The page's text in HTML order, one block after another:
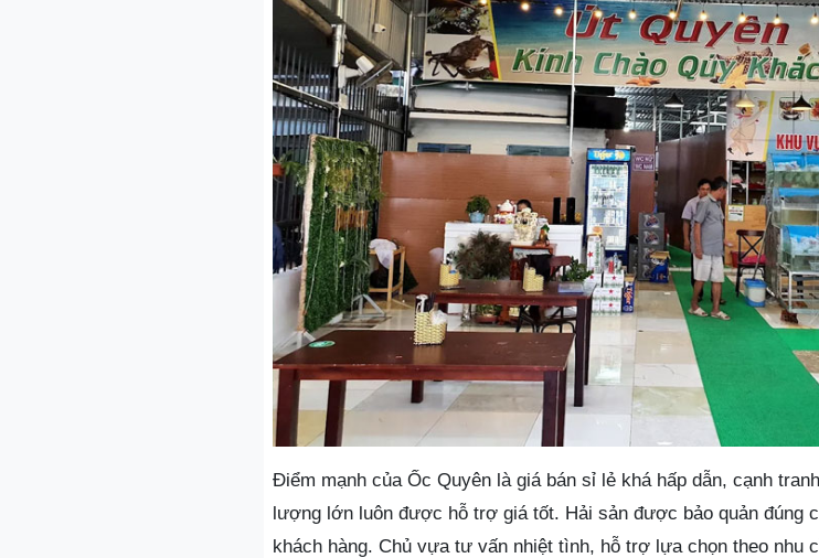
Điểm mạnh của Ốc Quyên là giá bán sỉ lẻ khá hấp dẫn, cạnh
lượng lớn luôn được hỗ trợ giá tốt. Hải sản được bảo quản đúng
khách hàng. Chủ vựa tư vấn nhiệt tình, hỗ trợ lựa chọn theo nhu